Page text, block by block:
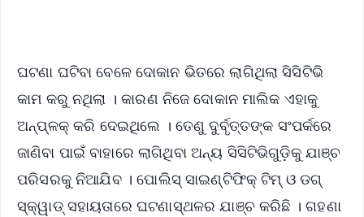
ଘଟଣା ଘଟିବା ବେଳେ ଦୋକାନ ଭିତରେ ଲାଗିଥିଲା ସିସିଟିଭି
କାମ କରୁ ନଥିଲା । କାରଣ ନିଜେ ଦୋକାନ ମାଲିକ ଏହାକୁ
ଅନ୍‌ପ୍ଳକ୍ କରି ଦେଇଥିଲେ । ତେଣୁ ଦୁର୍ବୃତ୍ତଙ୍କ ସଂପର୍କରେ
ଜାଣିବା ପାଇଁ ବାହାରେ ଲାଗିଥିବା ଅନ୍ୟ ସିସିଟିଭିଗୁଡ଼ିକୁ ଯାଞ୍ଚ
ପରିସରକୁ ନିଆଯିବ । ପୋଲିସ୍ ସାଇଣ୍ଟିଫିକ୍ ଟିମ୍ ଓ ଡଗ୍
ସ୍କ୍ୱାଡ୍ ସହାୟତାରେ ଘଟଣାସ୍ଥଳର ଯାଞ୍ଚ କରିଛି । ଗହଣା